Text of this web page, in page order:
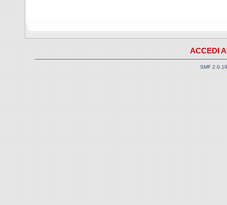
ACCEDI
SMF 2.0.19